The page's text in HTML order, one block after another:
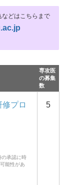
などはこちらまで
専攻医
の募集
数
プロ
の承認に時
能性があ
5